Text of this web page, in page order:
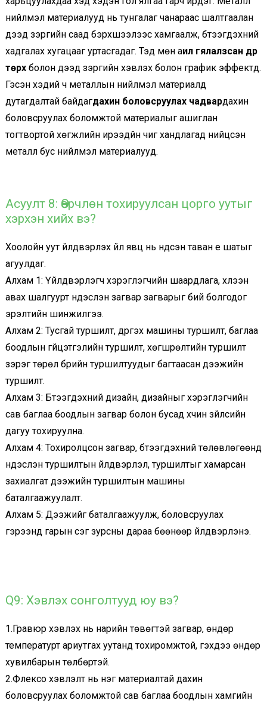
нийлмэл материалууд нь тунгалаг чанараас шалтгаалан
дээд зэргийн саад бэрхшээлээс хамгаалж, бүтээгдэхүүний
хадгалах хугацааг уртасгадаг. Тэд мөн аилүү гялалзсан дүр
төрхболон дээд зэргийн хэвлэх болон график эффектүүд.
Гэсэн хэдий ч металлын нийлмэл материалд
дутагдалтай байдагдахин боловсруулах чадвардахин
боловсруулах боломжтой материалыг ашиглан
тогтвортой хөгжлийн ирээдүйн чиг хандлагад нийцсэн
металл бус нийлмэл материалууд.
Асуулт 8: Өөрчлөн тохируулсан цорго уутыг
хэрхэн хийх вэ?
Хоолойн уут үйлдвэрлэх үйл явц нь үндсэн таван үе шатыг
агуулдаг.
Алхам 1: Үйлдвэрлэгч хэрэглэгчийн шаардлага, хүлээн
авах шалгуурт үндэслэн загвар загварыг бий болгодог
эрэлтийн шинжилгээ.
Алхам 2: Тусгай туршилт, дүүргэх машины туршилт, баглаа
боодлын гүйцэтгэлийн туршилт, хөгшрөлтийн туршилт
зэрэг төрөл бүрийн туршилтуудыг багтаасан дээжийн
туршилт.
Алхам 3: Бүтээгдэхүүний дизайн, дизайныг хэрэглэгчийн
сав баглаа боодлын загвар болон бусад хүчин зүйлсийн
дагуу тохируулна.
Алхам 4: Тохиролцсон загвар, бүтээгдэхүүний төлөвлөгөөнд
үндэслэн туршилтын үйлдвэрлэл, туршилтыг хамарсан
захиалгат дээжийн туршилтын машины
баталгаажуулалт.
Алхам 5: Дээжийг баталгаажуулж, боловсруулах
гэрээнд гарын үсэг зурсны дараа бөөнөөр үйлдвэрлэнэ.
Q9: Хэвлэх сонголтууд юу вэ?
1.Гравюр хэвлэх нь нарийн төвөгтэй загвар, өндөр
температурт ариутгах уутанд тохиромжтой, гэхдээ өндөр
хувилбарын төлбөртэй.
2.Флексо хэвлэлт нь нэг материалтай дахин
боловсруулах боломжтой сав баглаа боодлын хамгийн